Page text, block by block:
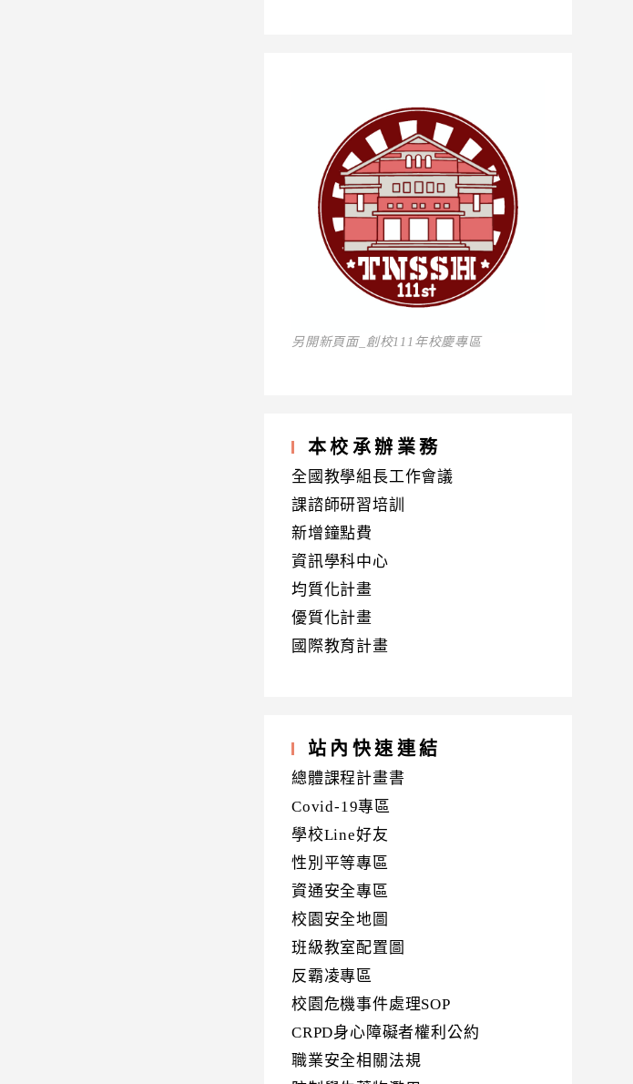
另開新頁面_創校111年校慶專區
本校承辦業務
全國教學組長工作會議
課諮師研習培訓
新增鐘點費
資訊學科中心
均質化計畫
優質化計畫
國際教育計畫
站內快速連結
總體課程計畫書
Covid-19專區
學校Line好友
性別平等專區
資通安全專區
校園安全地圖
班級教室配置圖
反霸凌專區
校園危機事件處理SOP
CRPD身心障礙者權利公約
職業安全相關法規